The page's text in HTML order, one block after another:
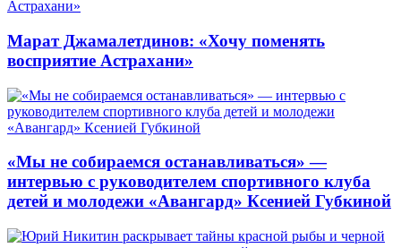
Марат Джамалетдинов: «Хочу поменять
восприятие Астрахани»
«Мы не собираемся останавливаться» —
интервью с руководителем спортивного клуба
детей и молодежи «Авангард» Ксенией Губкиной